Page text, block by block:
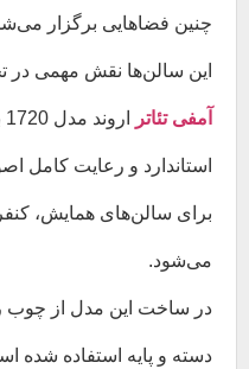
چنین فضاهایی برگزار
این سالن‌ها نقش مهمی در
آمفی تئاتر
استاندارد و رعایت کامل
برای سالن‌های همایش،
می‌شود.
در ساخت این مدل از چوب
دسته و پایه استفاده شده